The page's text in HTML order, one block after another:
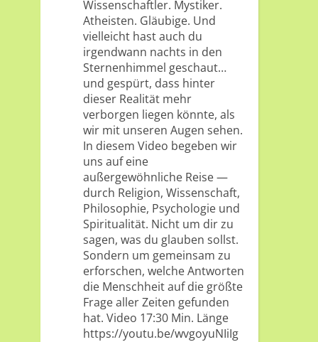
Wissenschaftler. Mystiker.
Atheisten. Gläubige. Und
vielleicht hast auch du
irgendwann nachts in den
Sternenhimmel geschaut…
und gespürt, dass hinter
dieser Realität mehr
verborgen liegen könnte, als
wir mit unseren Augen sehen.
In diesem Video begeben wir
uns auf eine
außergewöhnliche Reise —
durch Religion, Wissenschaft,
Philosophie, Psychologie und
Spiritualität. Nicht um dir zu
sagen, was du glauben sollst.
Sondern um gemeinsam zu
erforschen, welche Antworten
die Menschheit auf die größte
Frage aller Zeiten gefunden
hat. Video 17:30 Min. Länge
https://youtu.be/wvgoyuNIiIg